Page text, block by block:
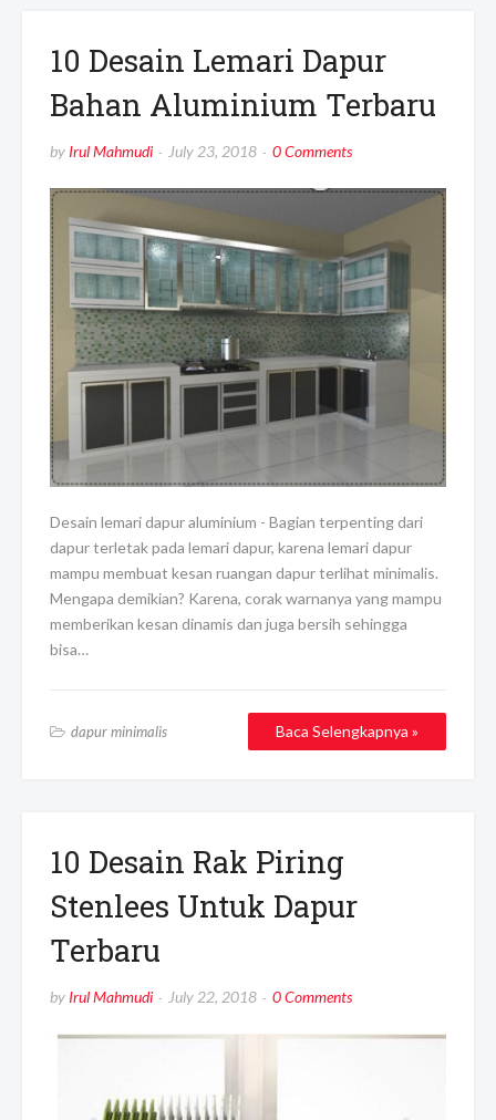
10 Desain Lemari Dapur
Bahan Aluminium Terbaru
by Irul Mahmudi July 23, 2018 0 Comments
Desain lemari dapur aluminium - Bagian terpenting dari
dapur terletak pada lemari dapur, karena lemari dapur
mampu membuat kesan ruangan dapur terlihat minimalis.
Mengapa demikian? Karena, corak warnanya yang mampu
memberikan kesan dinamis dan juga bersih sehingga
bisa…
dapur minimalis Baca Selengkapnya »
10 Desain Rak Piring
Stenlees Untuk Dapur
Terbaru
by Irul Mahmudi July 22, 2018 0 Comments